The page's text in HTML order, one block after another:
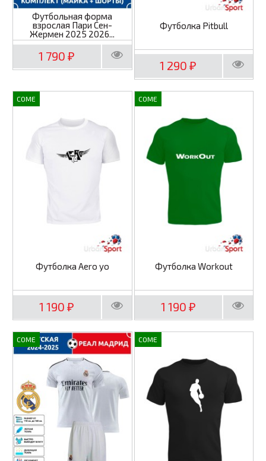
Футбольная форма
взрослая Пари Сен-
Жермен 2025 2026...
1 790₽
Футболка Pitbull
1 290₽
COME
Футболка Aero yo
1 190₽
COME
Футболка Workout
1 190 ₽
COME COME